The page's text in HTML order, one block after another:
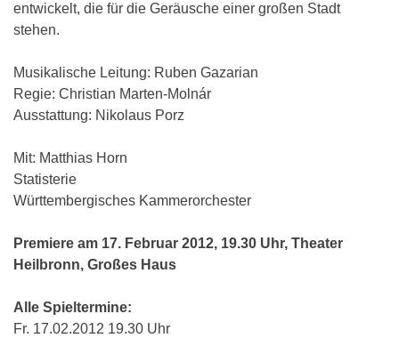
entwickelt, die für die Geräusche einer großen Stadt
stehen.
Musikalische Leitung: Ruben Gazarian
Regie: Christian Marten-Molnár
Ausstattung: Nikolaus Porz
Mit: Matthias Horn
Statisterie
Württembergisches Kammerorchester
Premiere am 17. Februar 2012, 19.30 Uhr, Theater
Heilbronn, Großes Haus
Alle Spieltermine:
Fr. 17.02.2012 19.30 Uhr